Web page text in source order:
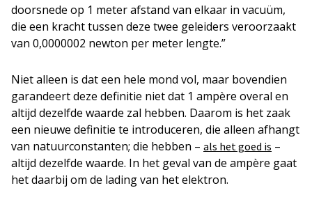
doorsnede op 1 meter afstand van elkaar in vacuüm,
die een kracht tussen deze twee geleiders veroorzaakt
van 0,0000002 newton per meter lengte.”
Niet alleen is dat een hele mond vol, maar bovendien
garandeert deze definitie niet dat 1 ampère overal en
altijd dezelfde waarde zal hebben. Daarom is het zaak
een nieuwe definitie te introduceren, die alleen afhangt
van natuurconstanten; die hebben – als het goed is –
altijd dezelfde waarde. In het geval van de ampère gaat
het daarbij om de lading van het elektron.